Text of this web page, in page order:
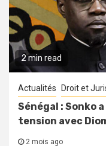
2 min read
Actualités Droit et
Sénégal : Sonko
tension avec
2 mois ago